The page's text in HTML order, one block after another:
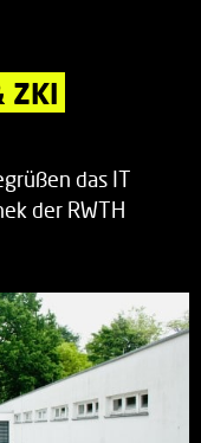
ZKI
das IT
der RWTH